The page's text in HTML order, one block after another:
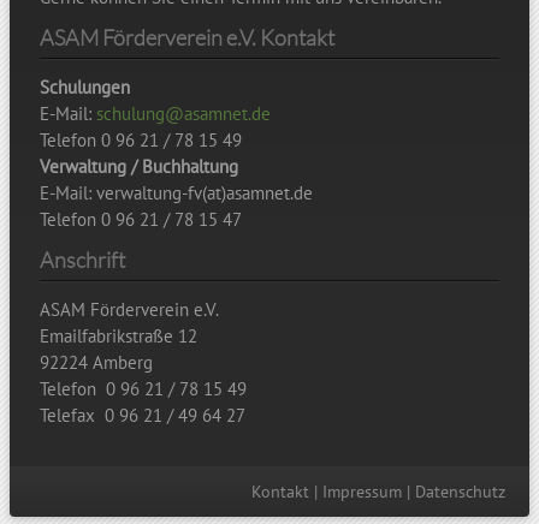
ASAM Förderverein e.V. Kontakt
Schulungen
E-Mail: schulung@asamnet.de
Telefon 0 96 21 / 78 15 49
Verwaltung / Buchhaltung
E-Mail: verwaltung-fv(at)asamnet.de
Telefon 0 96 21 / 78 15 47
Anschrift
ASAM Förderverein e.V.
Emailfabrikstraße 12
92224 Amberg
Telefon 0 96 21 / 78 15 49
Telefax 0 96 21 / 49 64 27
Kontakt | Impressum | Datenschutz